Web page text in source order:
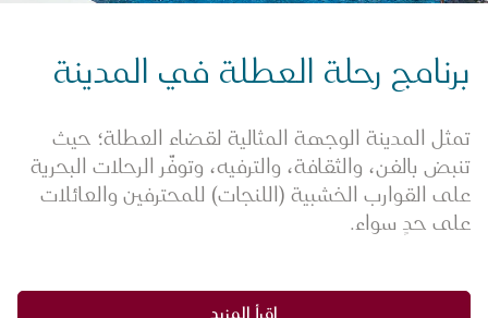
برنامج رحلة العطلة في المدينة
تمثل المدينة الوجهة المثالية لقضاء العطلة؛ حيث
تنبض بالفن، والثقافة، والترفيه، وتوفّر الرحلات البحرية
على القوارب الخشبية (اللنجات) للمحترفين والعائلات
على حدٍ سواء.